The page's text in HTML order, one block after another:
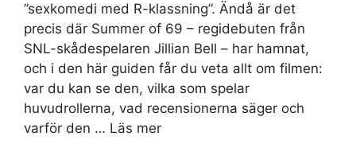
”sexkomedi med R-klassning”. Ändå är det
precis där Summer of 69 – regidebuten från
SNL-skådespelaren Jillian Bell – har hamnat,
och i den här guiden får du veta allt om filmen:
var du kan se den, vilka som spelar
huvudrollerna, vad recensionerna säger och
varför den … Läs mer